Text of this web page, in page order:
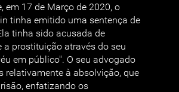
em 17 de Março de 2020, o
tinha emitido uma sentença de
tinha sido acusada de
a prostituição através do seu
em público". O seu advogado
relativamente à absolvição, que
enfatizando os